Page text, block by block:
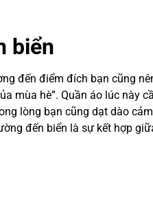
biển
đến điểm đích bạn cũng
mùa hè”. Quần áo lúc này
lòng bạn cũng dạt dào cảm
đến biển là sự kết hợp